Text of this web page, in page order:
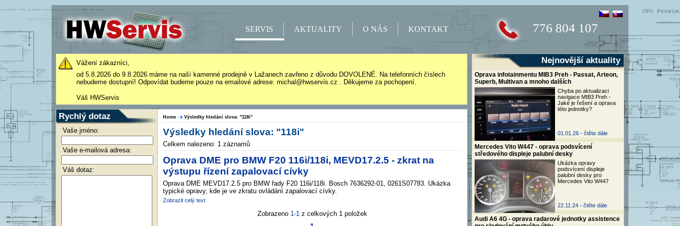
776 804 107
SERVIS AKTUALITY O NÁS KONTAKT
Nejnovější aktuality
Oprava infotainmentu MIB3 Preh - Passat, Arteon,
Superb, Multivan a mnoho dalších
Chyba po aktualizaci
navigace MIB3 Preh -
Jaké je řešení a oprava
této jednotky?
01.01.26 - čtěte dále
Mercedes Vito W447 - oprava podsvícení
středového displeje palubní desky
Ukázka opravy
podsvícení displeje
palubní desky pro
Mercedes Vito W447
22.11.24 - čtěte dále
Audi A6 4G - oprava radarové jednotky assistence
Vážení zákazníci,
od 5.8.2026 do 9.8.2026 máme na naší kamenné prodejně v Lažanech zavřeno z důvodu DOVOLENÉ. Na telefonních číslech
nebudeme dostupní! Odpovídat budeme pouze na emailové adrese: michal@hwservis.cz . Děkujeme za pochopení.
Váš HWServis
Rychlý dotaz
Vaše jméno:
Vaše e-mailová adresa:
Váš dotaz:
Home Výsledky hledání slova: "118i"
Výsledky hledání slova: "118i"
Celkem nalezeno: 1 záznamů
Oprava DME pro BMW F20 116i/118i, MEVD17.2.5 - zkrat na
výstupu řízení zapalovací cívky
Oprava DME MEVD17.2.5 pro BMW řady F20 116i/118i. Bosch 7636292-01, 0261S07783. Ukázka
typické opravy, kde je ve zkratu ovládání zapalovací cívky.
Zobrazit celý text
Zobrazeno 1-1 z celkových 1 položek